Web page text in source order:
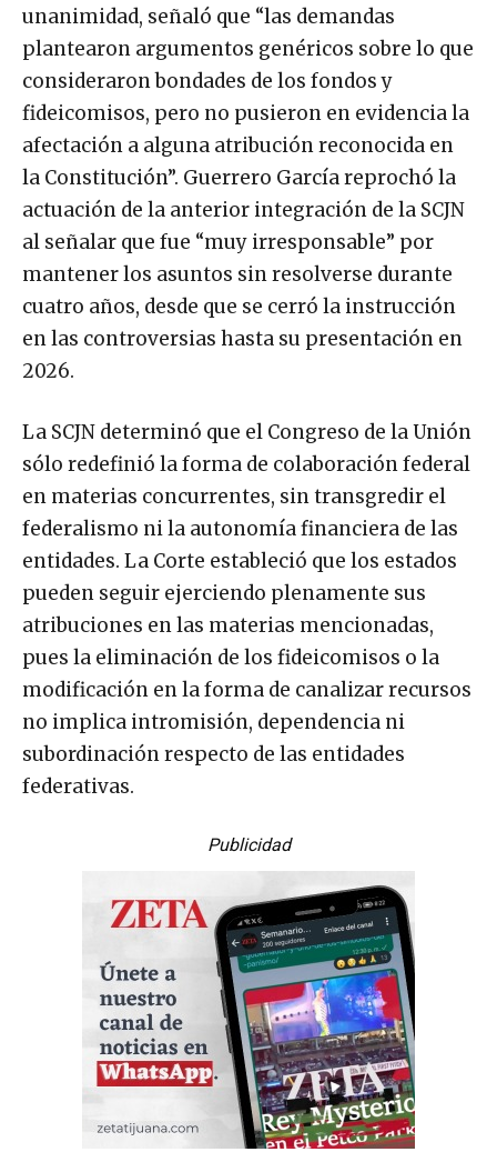
unanimidad, señaló que “las demandas
plantearon argumentos genéricos sobre lo que
consideraron bondades de los fondos y
fideicomisos, pero no pusieron en evidencia la
afectación a alguna atribución reconocida en
la Constitución”. Guerrero García reprochó la
actuación de la anterior integración de la SCJN
al señalar que fue “muy irresponsable” por
mantener los asuntos sin resolverse durante
cuatro años, desde que se cerró la instrucción
en las controversias hasta su presentación en
2026.
La SCJN determinó que el Congreso de la Unión
sólo redefinió la forma de colaboración federal
en materias concurrentes, sin transgredir el
federalismo ni la autonomía financiera de las
entidades. La Corte estableció que los estados
pueden seguir ejerciendo plenamente sus
atribuciones en las materias mencionadas,
pues la eliminación de los fideicomisos o la
modificación en la forma de canalizar recursos
no implica intromisión, dependencia ni
subordinación respecto de las entidades
federativas.
Publicidad